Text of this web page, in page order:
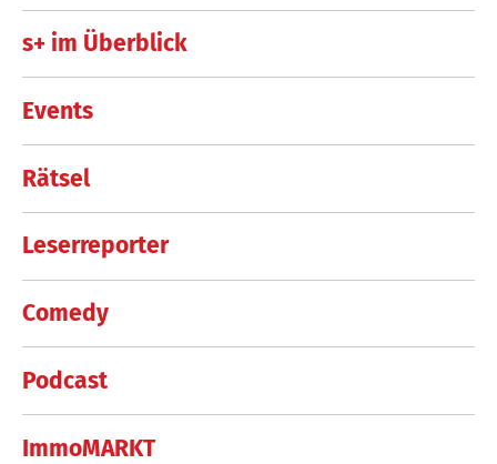
s+ im Überblick
Events
Rätsel
Leserreporter
Comedy
Podcast
ImmoMARKT